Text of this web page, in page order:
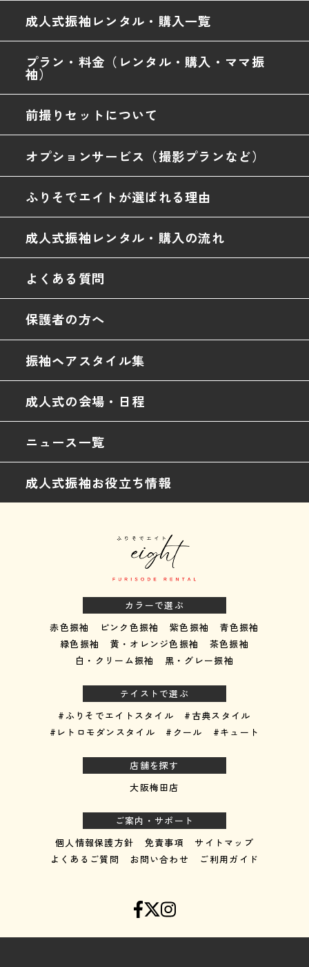
成人式振袖レンタル・購入一覧
プラン・料金（レンタル・購入・ママ振
袖）
前撮りセットについて
オプションサービス（撮影プランなど）
ふりそでエイトが選ばれる理由
成人式振袖レンタル・購入の流れ
よくある質問
保護者の方へ
振袖ヘアスタイル集
成人式の会場・日程
ニュース一覧
成人式振袖お役立ち情報
カラーで選ぶ
赤色振袖
ピンク色振袖 紫色振袖
青色振袖
緑色振袖
黄・オレンジ色振袖
茶色振袖
白・クリーム振袖
黒・グレー振袖
テイストで選ぶ
#ふりそでエイトスタイル
#古典スタイル
#レトロモダンスタイル
#クール #キュート
店舗を探す
大阪梅田店
ご案内・サポート
個人情報保護方針
免責事項
サイトマップ
よくあるご質問
お問い合わせ ご利用ガイド